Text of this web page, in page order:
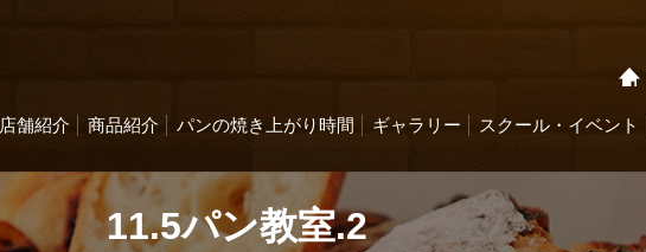
店舗紹介 商品紹介 パンの焼き上がり時間 ギャラリー スクール・イベント
11.5パン教室.2